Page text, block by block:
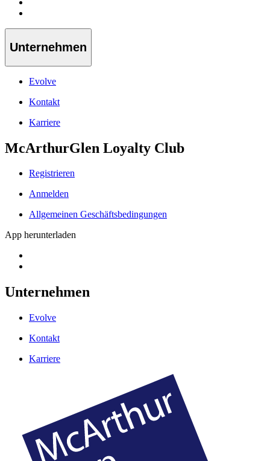
Unternehmen
Evolve
Kontakt
Karriere
McArthurGlen Loyalty Club
Registrieren
Anmelden
Allgemeinen Geschäftsbedingungen
App herunterladen
Unternehmen
Evolve
Kontakt
Karriere